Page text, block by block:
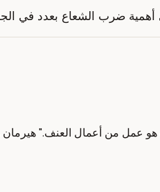
أهمية ضرب الشعاع بعدد في